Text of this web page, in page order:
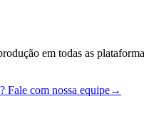
em todas as
Fale com nossa equipe→